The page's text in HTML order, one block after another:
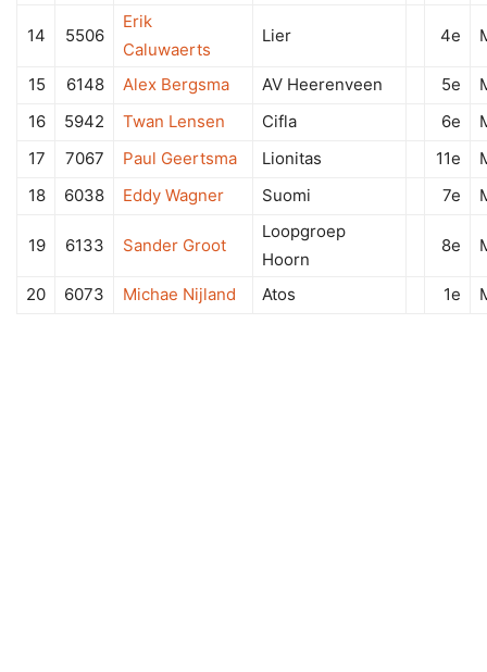
14 5506
Erik
Caluwaerts
Lier 4e
15 6148 Alex Bergsma AV Heerenveen 5e
16
5942 Twan Lensen Cifla 6e
17
7067 Paul Geertsma Lionitas 11e
18
6038 Eddy Wagner Suomi 7e
19 6133 Sander Groot
Loopgroep
Hoorn
8e
20 6073 Michae Nijland Atos 1e